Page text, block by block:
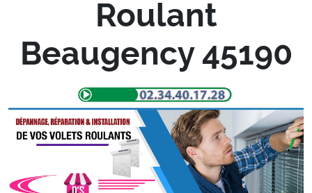
Roulant
Beaugency 45190